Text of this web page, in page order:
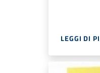
LEGGI DI